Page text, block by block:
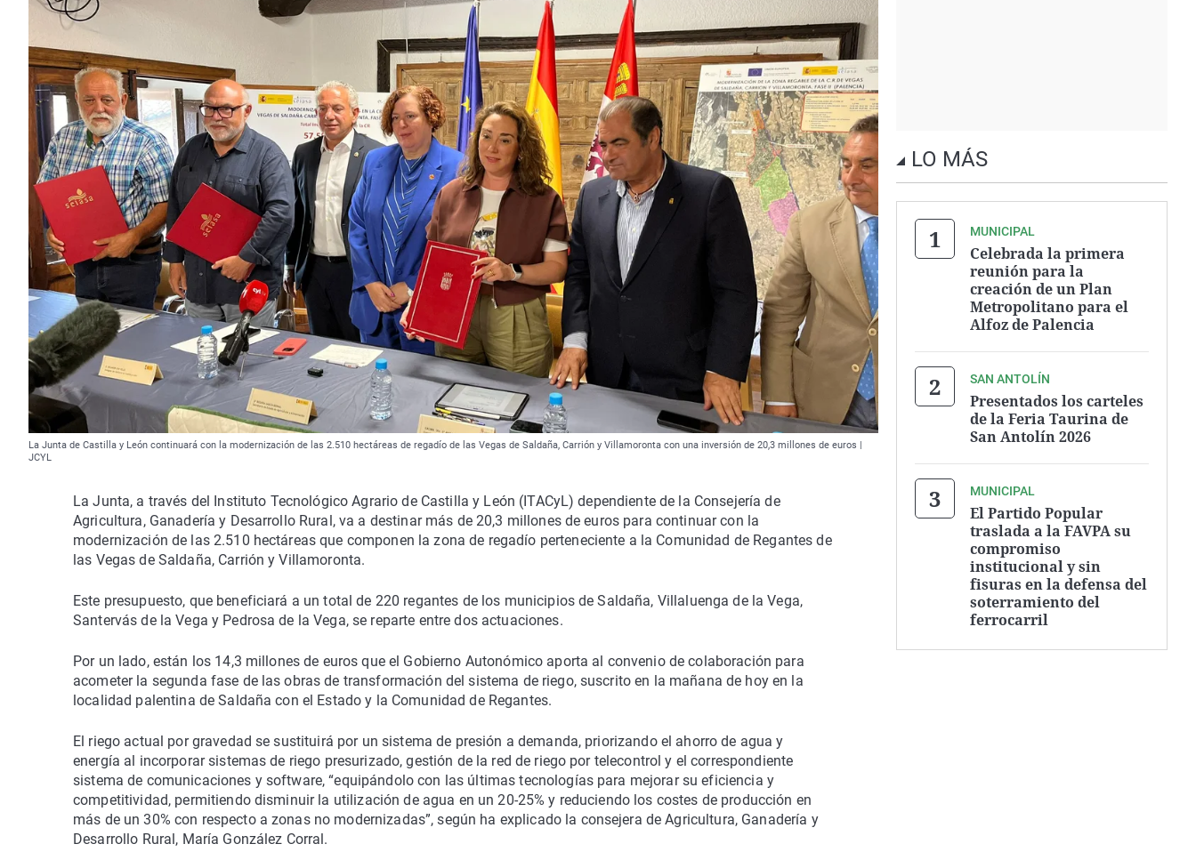
La Junta de Castilla y León continuará con la modernización de las 2.510 hectáreas de regadío de las Vegas de Saldaña, Carrión y Villamoronta con una inversión de 20,3 millones de euros |
JCYL
La Junta, a través del Instituto Tecnológico Agrario de Castilla y León (ITACyL) dependiente de la Consejería de
Agricultura, Ganadería y Desarrollo Rural, va a destinar más de 20,3 millones de euros para continuar con la
modernización de las 2.510 hectáreas que componen la zona de regadío perteneciente a la Comunidad de Regantes de
las Vegas de Saldaña, Carrión y Villamoronta.
Este presupuesto, que beneficiará a un total de 220 regantes de los municipios de Saldaña, Villaluenga de la Vega,
Santervás de la Vega y Pedrosa de la Vega, se reparte entre dos actuaciones.
Por un lado, están los 14,3 millones de euros que el Gobierno Autonómico aporta al convenio de colaboración para
acometer la segunda fase de las obras de transformación del sistema de riego, suscrito en la mañana de hoy en la
localidad palentina de Saldaña con el Estado y la Comunidad de Regantes.
El riego actual por gravedad se sustituirá por un sistema de presión a demanda, priorizando el ahorro de agua y
energía al incorporar sistemas de riego presurizado, gestión de la red de riego por telecontrol y el correspondiente
sistema de comunicaciones y software, “equipándolo con las últimas tecnologías para mejorar su eficiencia y
competitividad, permitiendo disminuir la utilización de agua en un 20-25% y reduciendo los costes de producción en
más de un 30% con respecto a zonas no modernizadas”, según ha explicado la consejera de Agricultura, Ganadería y
Desarrollo Rural, María González Corral.
LO MÁS
MUNICIPAL
Celebrada la primera
reunión para la
creación de un Plan
Metropolitano para el
Alfoz de Palencia
SAN ANTOLÍN
Presentados los carteles
de la Feria Taurina de
San Antolín 2026
MUNICIPAL
El Partido Popular
traslada a la FAVPA su
compromiso
institucional y sin
fisuras en la defensa del
soterramiento del
ferrocarril